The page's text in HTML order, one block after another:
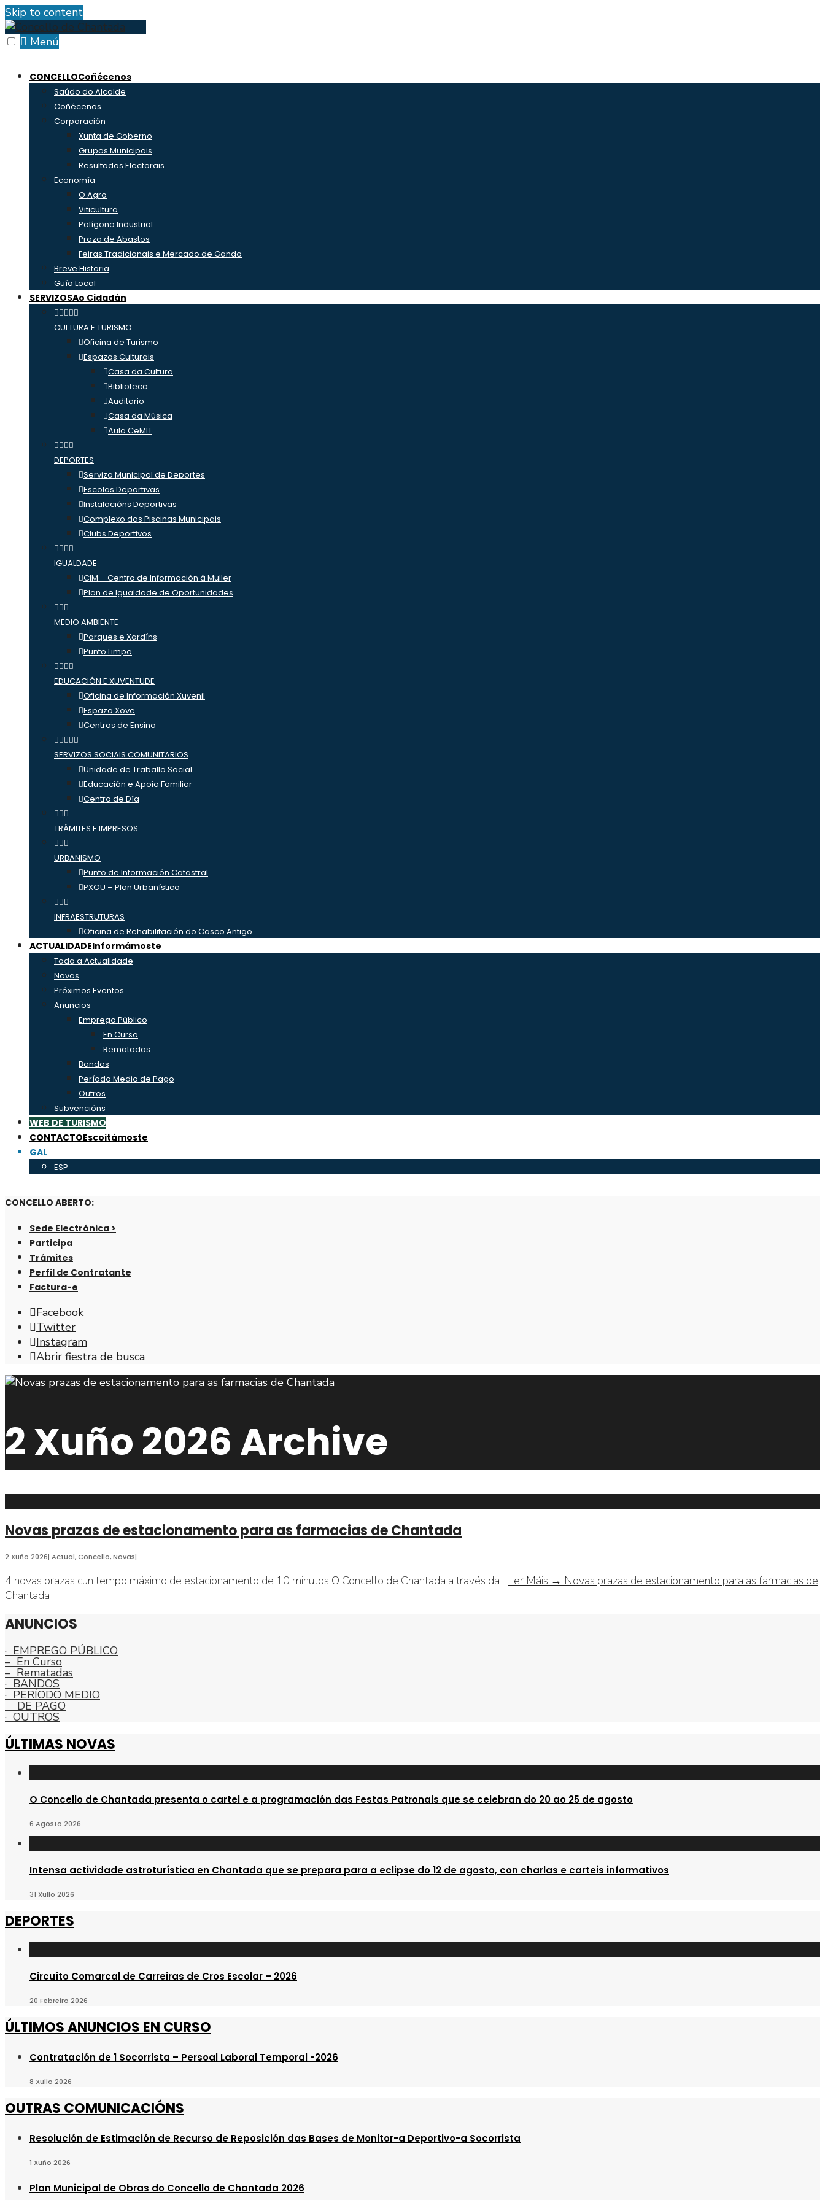
Skip to content
Menú
CONCELLOCoñécenos
Saúdo do Alcalde
Coñécenos
Corporación
Xunta de Goberno
Grupos Municipais
Resultados Electorais
Economía
O Agro
Viticultura
Polígono Industrial
Praza de Abastos
Feiras Tradicionais e Mercado de Gando
Breve Historia
Guía Local
SERVIZOSAo Cidadán
CULTURA E TURISMO
Oficina de Turismo
Espazos Culturais
Casa da Cultura
Biblioteca
Auditorio
Casa da Música
Aula CeMIT
DEPORTES
Servizo Municipal de Deportes
Escolas Deportivas
Instalacións Deportivas
Complexo das Piscinas Municipais
Clubs Deportivos
IGUALDADE
CIM – Centro de Información á Muller
Plan de Igualdade de Oportunidades
MEDIO AMBIENTE
Parques e Xardíns
Punto Limpo
EDUCACIÓN E XUVENTUDE
Oficina de Información Xuvenil
Espazo Xove
Centros de Ensino
SERVIZOS SOCIAIS COMUNITARIOS
Unidade de Traballo Social
Educación e Apoio Familiar
Centro de Día
TRÁMITES E IMPRESOS
URBANISMO
Punto de Información Catastral
PXOU – Plan Urbanístico
INFRAESTRUTURAS
Oficina de Rehabilitación do Casco Antigo
ACTUALIDADEInformámoste
Toda a Actualidade
Novas
Próximos Eventos
Anuncios
Emprego Público
En Curso
Rematadas
Bandos
Período Medio de Pago
Outros
Subvencións
WEB DE TURISMO
CONTACTOEscoitámoste
GAL
ESP
CONCELLO ABERTO:
Sede Electrónica >
Participa
Trámites
Perfil de Contratante
Factura-e
Facebook
Twitter
Instagram
Abrir fiestra de busca
2 Xuño 2026 Archive
Novas prazas de estacionamento para as farmacias de Chantada
2 Xuño 2026| Actual,Concello,Novas|
4 novas prazas cun tempo máximo de estacionamento de 10 minutos O Concello de Chantada a través da... Ler Máis → Novas prazas de estacionamento para as farmacias de
Chantada
ANUNCIOS
· EMPREGO PÚBLICO
– En Curso
– Rematadas
· BANDOS
· PERÍODO MEDIO
DE PAGO
· OUTROS
ÚLTIMAS NOVAS
O Concello de Chantada presenta o cartel e a programación das Festas Patronais que se celebran do 20 ao 25 de agosto
6 Agosto 2026
Intensa actividade astroturística en Chantada que se prepara para a eclipse do 12 de agosto, con charlas e carteis informativos
31 Xullo 2026
DEPORTES
Circuíto Comarcal de Carreiras de Cros Escolar – 2026
20 Febreiro 2026
ÚLTIMOS ANUNCIOS EN CURSO
Contratación de 1 Socorrista – Persoal Laboral Temporal -2026
8 Xullo 2026
OUTRAS COMUNICACIÓNS
Resolución de Estimación de Recurso de Reposición das Bases de Monitor-a Deportivo-a Socorrista
1 Xuño 2026
Plan Municipal de Obras do Concello de Chantada 2026